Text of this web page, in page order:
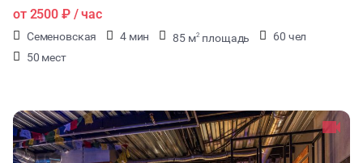
от 2500 ₽/ час
Семеновская 4 мин 85 м2 площадь
60 чел
50 мест